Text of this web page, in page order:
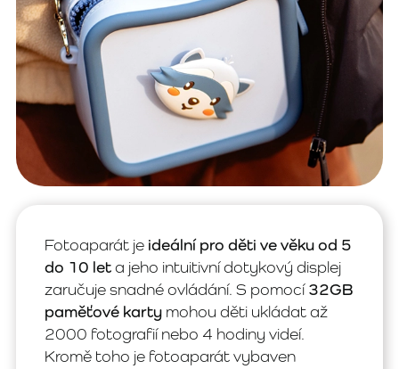
Fotoaparát je ideální pro děti ve věku od 5
do 10 leta jeho intuitivní dotykový displej
zaručuje snadné ovládání. S pomocí32GB
paměťové karty mohou děti ukládat až
2000 fotografií nebo 4 hodiny videí.
Kromě toho je fotoaparát vybaven